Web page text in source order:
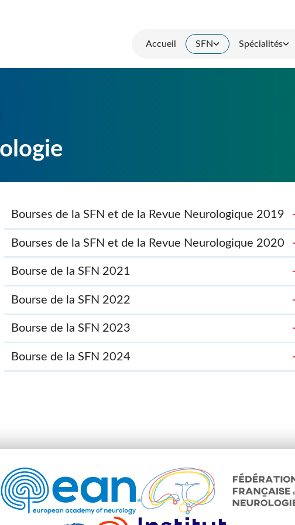
Accueil SFN Spécialités
Bourses de la SFN et de la Revue Neurologique 2019
Bourses de la SFN et de la Revue Neurologique 2020
Bourse de la SFN 2021
Bourse de la SFN 2022
Bourse de la SFN 2023
Bourse de la SFN 2024